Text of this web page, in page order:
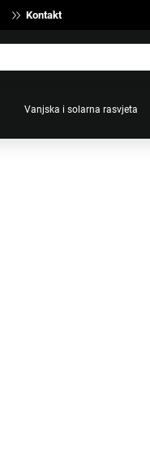
Kontakt
Vanjska i solarna rasvjeta